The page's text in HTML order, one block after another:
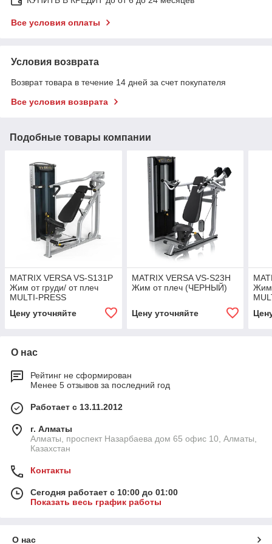
Все условия оплаты
Условия возврата
Возврат товара в течение 14 дней за счет покупателя
Все условия возврата
Подобные товары компании
MATRIX VERSA VS-S131P
Жим от груди/ от плеч
MULTI-PRESS
Цену уточняйте
MATRIX VERSA VS-S23H
Жим от плеч (ЧЕРНЫЙ)
Цену уточняйте
Жим
О нас
Рейтинг не сформирован
Менее 5 отзывов за последний год
Работает с 13.11.2012
г. Алматы
Алматы, проспект Назарбаева дом 65 офис 10, Алматы,
Казахстан
Контакты
Сегодня работает с 10:00 до 01:00
Показать весь график работы
О нас